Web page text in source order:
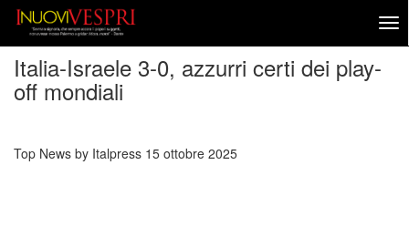
Italia-Israele 3-0, azzurri certi dei play-
off mondiali
Top News by Italpress 15 ottobre 2025